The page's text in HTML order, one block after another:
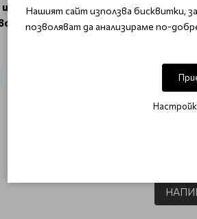
инструменти с лекота, ще
стила и функционалността в
Бръснарски принадлежности и аксесоари
Нашият сайт използва бисквитки,
позволяват да анализираме по-